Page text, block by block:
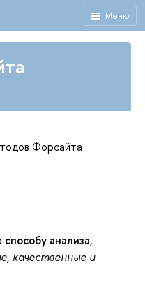
Меню
Форсайта
способу анализа,
качественные и